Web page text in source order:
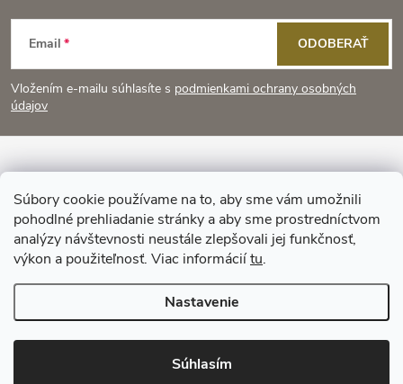
Súbory cookie používame na to, aby sme vám umožnili
pohodlné prehliadanie stránky a aby sme prostredníctvom
analýzy návštevnosti neustále zlepšovali jej funkčnosť,
výkon a použiteľnosť. Viac informáciítu.
Nastavenie
Súhlasím
c
i
e
p
r
v
k
y
Z
á
p
ä
e
Email
Vložením e-mailu súhlasíte s podmienkami ochrany osobných
údajov
ODOBERAŤ
Informácie pre vás
Prijímame online platby
Copyright 2026KitchenStyle. Všetky práva vyhradené.